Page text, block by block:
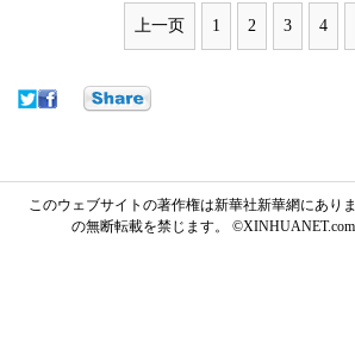
上一页 1 2 3 4
このウェブサイトの著作権は新華社新華網にあり
の無断転載を禁じます。